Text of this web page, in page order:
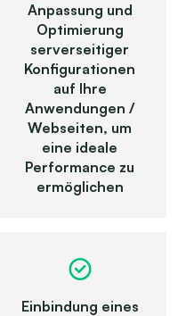
Anpassung und
Optimierung
server­seitiger
Konfigurationen
auf Ihre
Anwendungen /
Webseiten, um
eine ideale
Performance zu
ermöglichen
Einbindung eines